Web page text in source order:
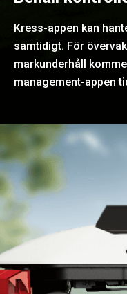
Kress-appen kan
samtidigt. För
markunderhåll
management-appen